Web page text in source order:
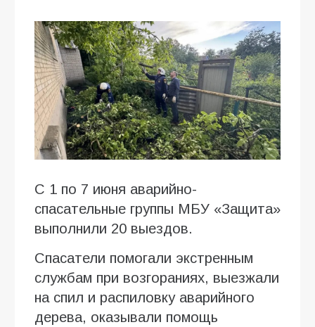
С 1 по 7 июня аварийно-
спасательные группы МБУ «Защита»
выполнили 20 выездов.
Спасатели помогали экстренным
службам при возгораниях, выезжали
на спил и распиловку аварийного
дерева, оказывали помощь